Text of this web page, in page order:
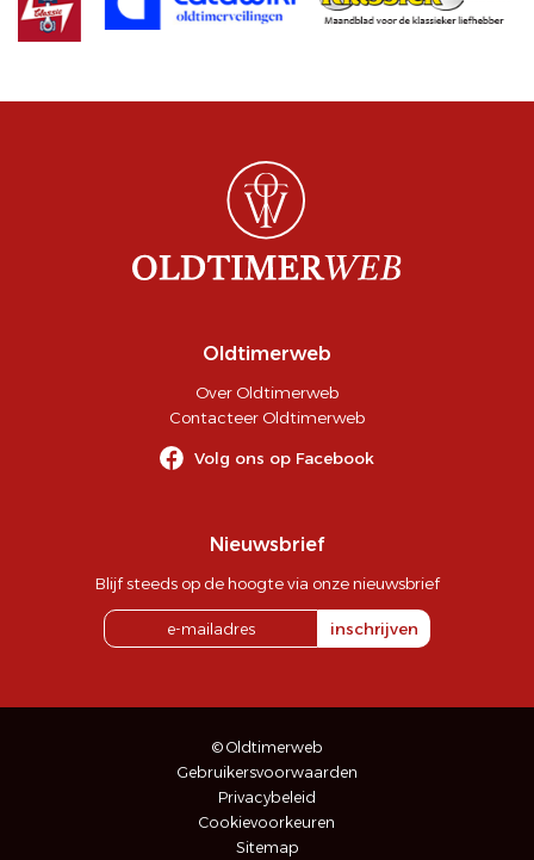
Oldtimerweb
Over Oldtimerweb
Contacteer Oldtimerweb
Volg ons op Facebook
Nieuwsbrief
Blijf steeds op de hoogte via onze nieuwsbrief
inschrijven
© Oldtimerweb
Gebruikersvoorwaarden
Privacybeleid
Cookievoorkeuren
Sitemap